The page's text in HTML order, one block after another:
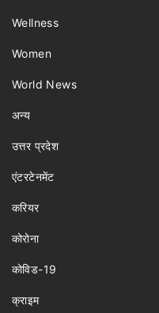
Wellness
Women
World News
अन्य
उत्तर प्रदेश
एंटरटेनमेंट
करियर
कोरोना
कोविड-19
क्राइम